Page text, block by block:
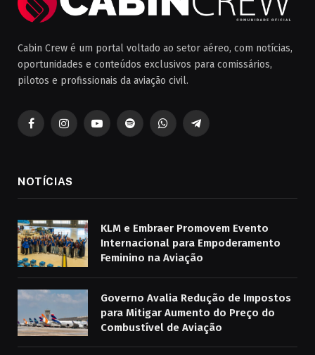
Cabin Crew é um portal voltado ao setor aéreo, com notícias,
oportunidades e conteúdos exclusivos para comissários,
pilotos e profissionais da aviação civil.
FacebookInstagramYouTubeSpotifyWhatsAppTelegrama
NOTÍCIAS
KLM e Embraer Promovem Evento
Internacional para Empoderamento
Feminino na Aviação
Governo Avalia Redução de Impostos
para Mitigar Aumento do Preço do
Combustível de Aviação